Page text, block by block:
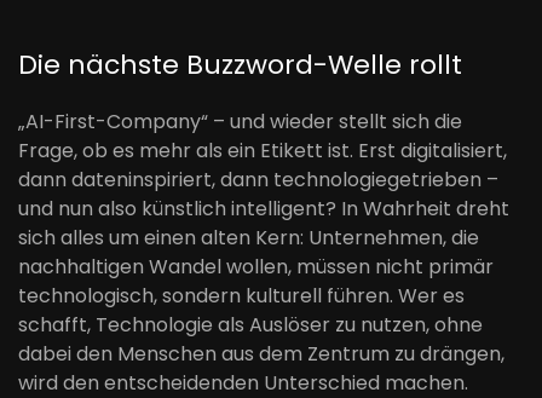
Die nächste Buzzword-Welle rollt
„AI-First-Company“ – und wieder stellt sich die
Frage, ob es mehr als ein Etikett ist. Erst digitalisiert,
dann dateninspiriert, dann technologiegetrieben –
und nun also künstlich intelligent? In Wahrheit dreht
sich alles um einen alten Kern: Unternehmen, die
nachhaltigen Wandel wollen, müssen nicht primär
technologisch, sondern kulturell führen. Wer es
schafft, Technologie als Auslöser zu nutzen, ohne
dabei den Menschen aus dem Zentrum zu drängen,
wird den entscheidenden Unterschied machen.